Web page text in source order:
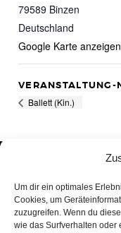
Um dir ein optimales
Cookies, um
zuzugreifen. Wenn du
wie das Surfverhalten oder
79589 Binzen
Deutschland
Google Karte anzeigen
VERANSTALTUNG-
Ballett (Kin.)